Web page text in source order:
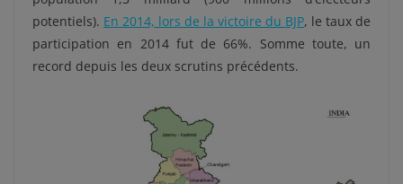
potentiels). En 2014, lors de la victoire du BJP, le taux de
participation en 2014 fut de 66%. Somme toute, un
record depuis les deux scrutins précédents.